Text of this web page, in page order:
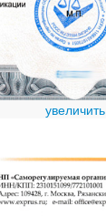
увеличить